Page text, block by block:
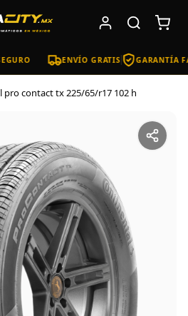
ENVÍO GRATIS GARANTÍA
contact tx 225/65/r17 102 h